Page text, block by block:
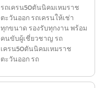
รถเครน50ตันนิคมเหมราช
ตะวันออก รถเครนให้เช่า
ทุกขนาด รองรับทุกงาน พร้อม
คนขับผู้เชี่ยวชาญ รถ
เครน50ตันนิคมเหมราช
ตะวันออก รถ